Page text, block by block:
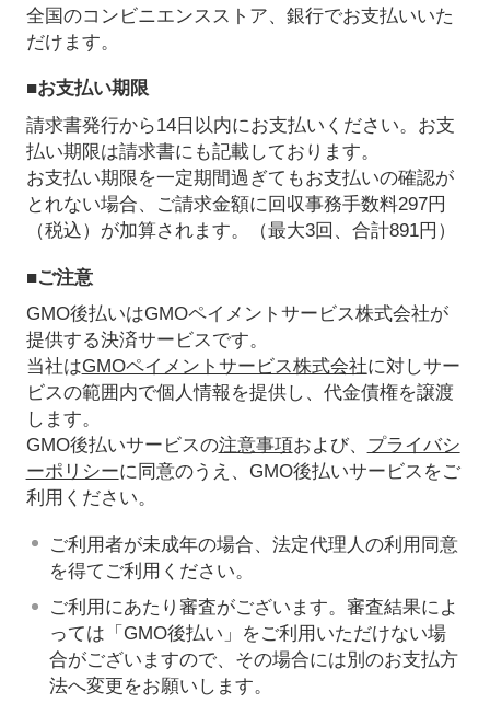
全国のコンビニエンスストア、銀行でお支払いいた
だけます。
■お支払い期限
請求書発行から14日以内にお支払いください。お支
払い期限は請求書にも記載しております。
お支払い期限を一定期間過ぎてもお支払いの確認が
とれない場合、ご請求金額に回収事務手数料297円
（税込）が加算されます。（最大3回、合計891円）
■ご注意
GMO後払いはGMOペイメントサービス株式会社が
提供する決済サービスです。
当社はGMOペイメントサービス株式会社に対しサー
ビスの範囲内で個人情報を提供し、代金債権を譲渡
します。
GMO後払いサービスの注意事項および、 プライバシ
ーポリシーに同意のうえ、GMO後払いサービスをご
利用ください。
ご利用者が未成年の場合、法定代理人の利用同意
を得てご利用ください。
ご利用にあたり審査がございます。審査結果によ
っては「GMO後払い」をご利用いただけない場
合がございますので、その場合には別のお支払方
法へ変更をお願いします。